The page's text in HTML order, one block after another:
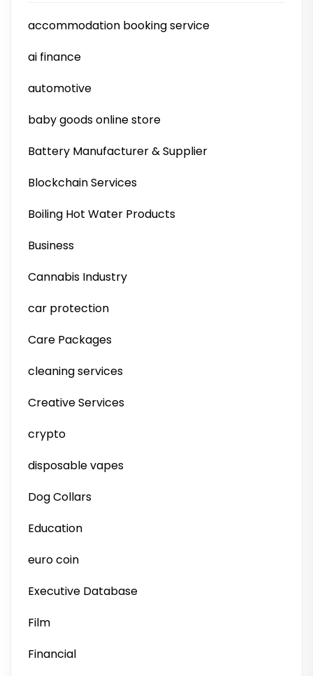
accommodation booking service
ai finance
automotive
baby goods online store
Battery Manufacturer & Supplier
Blockchain Services
Boiling Hot Water Products
Business
Cannabis Industry
car protection
Care Packages
cleaning services
Creative Services
crypto
disposable vapes
Dog Collars
Education
euro coin
Executive Database
Film
Financial